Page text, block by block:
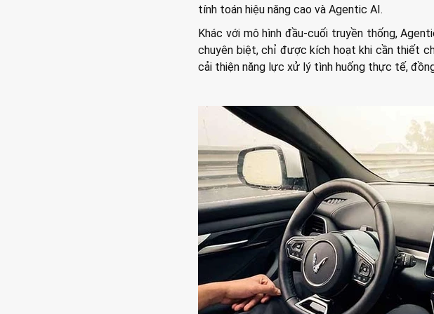
tính toán hiệu năng cao và Agentic AI.
Khác với mô hình đầu-cuối truyền thống,
chuyên biệt, chỉ được kích hoạt khi cần thiết
cải thiện năng lực xử lý tình huống thực tế,